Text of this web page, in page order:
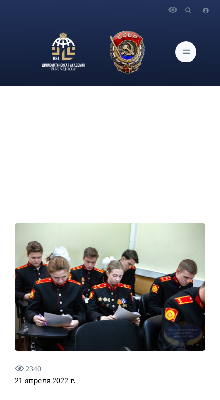
состоялся практический этап Московского конкурса
межпредметных навыков и знаний «Интеллектуальный
мегаполис. Потенциал» в номинации «Кадетский класс» по
направлению «Основы государственной безопасности
2340
21 апреля 2022 г.